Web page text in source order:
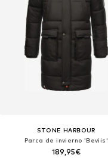
STONE HARBOUR
Parca de invierno 'Beviis'
189,95€